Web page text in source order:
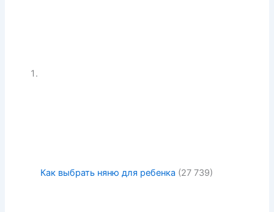
Как выбрать няню для ребенка (27 739)